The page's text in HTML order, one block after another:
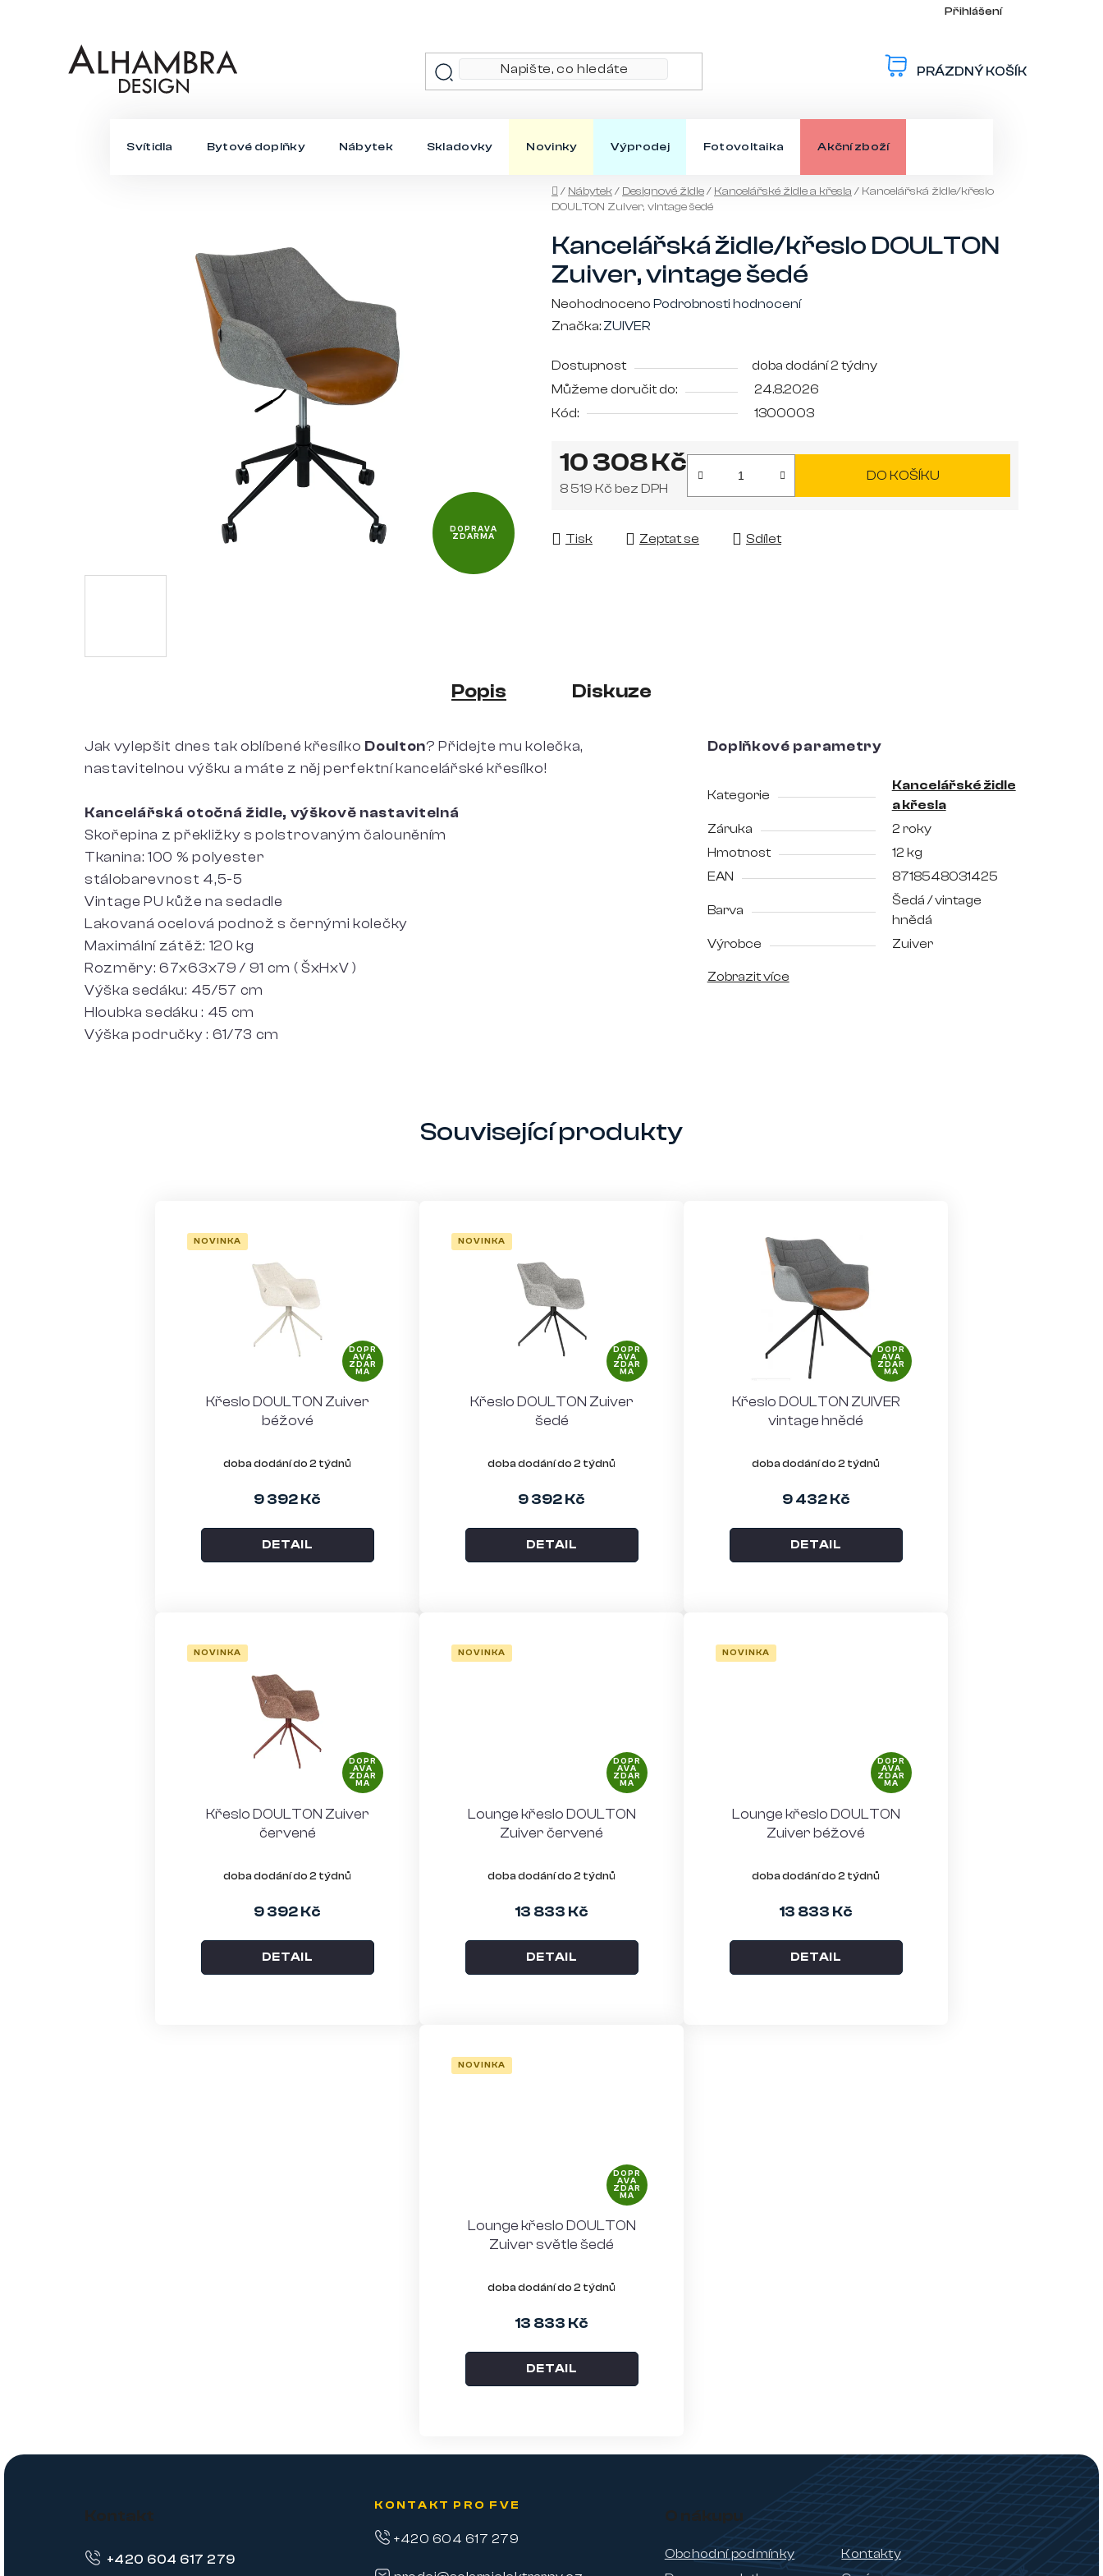
Přihlášení
PRÁZDNÝ KOŠÍK
Svítidla Bytové doplňky Nábytek Skladovky Novinky Výprodej Fotovoltaika Akční zboží
Domů
/ Nábytek/ Designové židle/ Kancelářské židle a křesla / Kancelářská židle/křeslo
DOULTON Zuiver, vintage šedé
Kancelářská židle/křeslo DOULTON
Zuiver, vintage šedé
Průměrné
hodnocení
je
0,0
z
hvězdiček.
Neohodnoceno Podrobnosti hodnocení
Značka: ZUIVER
Dostupnost
doba dodání 2 týdny
Můžeme doručit do:
24.8.2026
Kód:
1300003
10 308 Kč
8 519 Kč bez DPH
DO KOŠÍKU
Tisk Zeptat se Sdílet
DOPRAVA
ZDARMA
Popis Diskuze
Jak vylepšit dnes tak oblíbené křesílko Doulton? Přidejte mu kolečka,
nastavitelnou výšku a máte z něj perfektní kancelářské křesílko!
Kancelářská otočná židle, výškově nastavitelná
Skořepina z překližky s polstrovaným čalouněním
Tkanina: 100 % polyester
stálobarevnost 4,5-5
Vintage PU kůže na sedadle
Lakovaná ocelová podnož s černými kolečky
Maximální zátěž: 120 kg
Rozměry: 67x63x79 / 91 cm ( ŠxHxV )
Výška sedáku: 45/57 cm
Hloubka sedáku : 45 cm
Výška područky : 61/73 cm
Doplňkové parametry
Kategorie
Kancelářské židle
a křesla
Záruka
2 roky
Hmotnost
12 kg
EAN
8718548031425
Barva
Šedá / vintage
hnědá
Výrobce
Zuiver
Zobrazit více
Související produkty
NOVINKA
DOPR
AVA
ZDAR
MA
Křeslo DOULTON Zuiver
béžové
doba dodání do 2 týdnů
9 392 Kč
DETAIL
NOVINKA
DOPR
AVA
ZDAR
MA
Křeslo DOULTON Zuiver
šedé
doba dodání do 2 týdnů
9 392 Kč
DETAIL
DOPR
AVA
ZDAR
MA
Křeslo DOULTON ZUIVER
vintage hnědé
doba dodání do 2 týdnů
9 432 Kč
DETAIL
NOVINKA
DOPR
AVA
ZDAR
MA
Křeslo DOULTON Zuiver
červené
doba dodání do 2 týdnů
9 392 Kč
DETAIL
NOVINKA
DOPR
AVA
ZDAR
MA
Lounge křeslo DOULTON
Zuiver červené
doba dodání do 2 týdnů
13 833 Kč
DETAIL
NOVINKA
DOPR
AVA
ZDAR
MA
Lounge křeslo DOULTON
Zuiver béžové
doba dodání do 2 týdnů
13 833 Kč
DETAIL
NOVINKA
DOPR
AVA
ZDAR
MA
Lounge křeslo DOULTON
Zuiver světle šedé
doba dodání do 2 týdnů
13 833 Kč
DETAIL
Kontakt
+420 604 617 279
KONTAKT PRO FVE
+420 604 617 279
O nákupu
Kontakty
Obchodní podmínky